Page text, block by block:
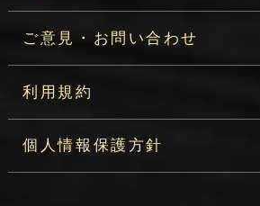
ご意見・お問い合わせ
利用規約
個人情報保護方針